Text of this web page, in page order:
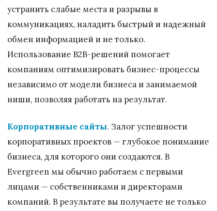
устранить слабые места и разрывы в
коммуникациях, наладить быстрый и надежный
обмен информацией и не только.
Использование B2B-решений помогает
компаниям оптимизировать бизнес-процессы
независимо от модели бизнеса и занимаемой
ниши, позволяя работать на результат.
Корпоративные сайты. Залог успешности
корпоративных проектов — глубокое понимание
бизнеса, для которого они создаются. В
Evergreen мы обычно работаем с первыми
лицами — собственниками и директорами
компаний. В результате вы получаете не только